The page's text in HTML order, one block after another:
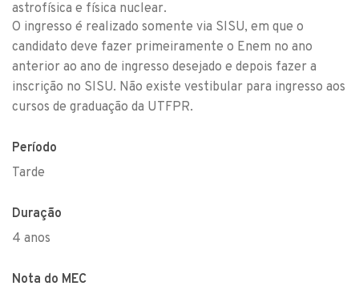
astrofísica e física nuclear.
O ingresso é realizado somente via SISU, em que o
candidato deve fazer primeiramente o Enem no ano
anterior ao ano de ingresso desejado e depois fazer a
inscrição no SISU. Não existe vestibular para ingresso aos
cursos de graduação da UTFPR.
Período
Tarde
Duração
4 anos
Nota do MEC